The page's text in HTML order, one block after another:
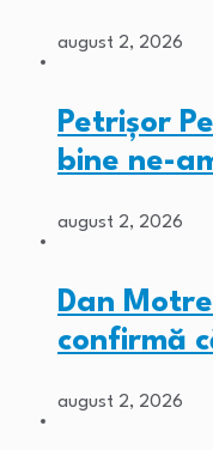
august 2, 2026
Petrișor
bine ne-
august 2, 2026
Dan
confirmă
august 2, 2026